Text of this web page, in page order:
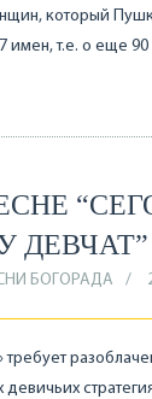
который
имен, т.е. о еще
ДЕВЧАТ”
БОГОРАДА